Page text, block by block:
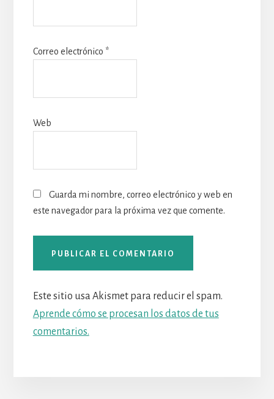
Correo electrónico *
Web
Guarda mi nombre, correo electrónico y web en
este navegador para la próxima vez que comente.
Este sitio usa Akismet para reducir el spam.
Aprende cómo se procesan los datos de tus
comentarios.